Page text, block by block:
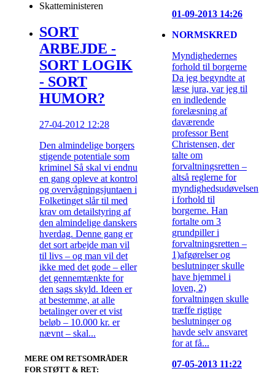
Skatteministeren
SORT
ARBEJDE -
SORT LOGIK
- SORT
HUMOR?
27-04-2012 12:28
Den almindelige borgers
stigende potentiale som
kriminel Så skal vi endnu
en gang opleve at kontrol
og overvågningsjuntaen i
Folketinget slår til med
krav om detailstyring af
den almindelige danskers
hverdag. Denne gang er
det sort arbejde man vil
til livs – og man vil det
ikke med det gode – eller
det gennemtænkte for
den sags skyld. Ideen er
at bestemme, at alle
betalinger over et vist
beløb – 10.000 kr. er
nævnt – skal...
MERE OM RETSOMRÅDER
FOR STØTT & RET:
01-09-2013 14:26
NORMSKRED
Myndighedernes
forhold til borgerne
Da jeg begyndte at
læse jura, var jeg til
en indledende
forelæsning af
daværende
professor Bent
Christensen, der
talte om
forvaltningsretten –
altså reglerne for
myndighedsudøvelsen
i forhold til
borgerne. Han
fortalte om 3
grundpiller i
forvaltningsretten –
1)afgørelser og
beslutninger skulle
have hjemmel i
loven, 2)
forvaltningen skulle
træffe rigtige
beslutninger og
havde selv ansvaret
for at få...
07-05-2013 11:22